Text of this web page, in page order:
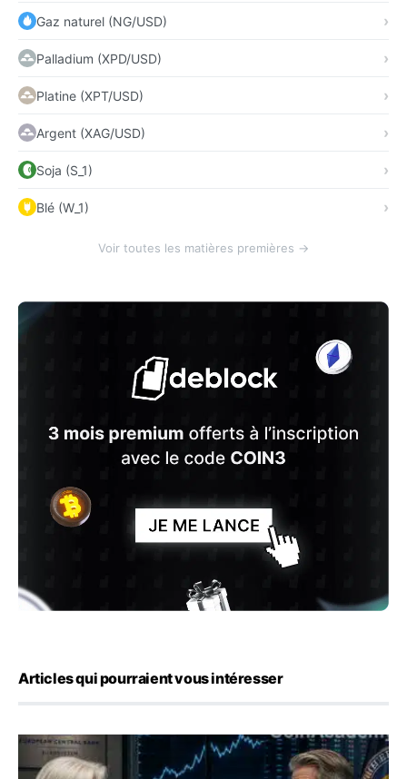
Gaz naturel (NG/USD)
Palladium (XPD/USD)
Platine (XPT/USD)
Argent (XAG/USD)
Soja (S_1)
Blé (W_1)
Voir toutes les matières premières →
Articles qui pourraient vous intéresser
Yen : Washington a vendu des euros sans prévenir la